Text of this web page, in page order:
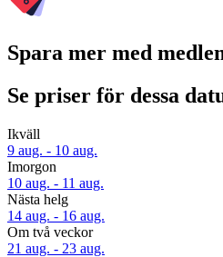
Spara mer med
Se priser för dessa
Ikväll
9 aug. - 10 aug.
Imorgon
10 aug. - 11 aug.
Nästa helg
14 aug. - 16 aug.
Om två veckor
21 aug. - 23 aug.